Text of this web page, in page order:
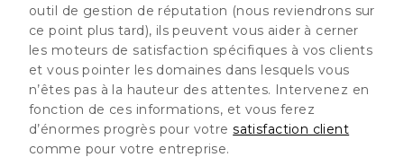
outil de gestion de réputation (nous reviendrons sur
ce point plus tard), ils peuvent vous aider à cerner
les moteurs de satisfaction spécifiques à vos clients
et vous pointer les domaines dans lesquels vous
n’êtes pas à la hauteur des attentes. Intervenez en
fonction de ces informations, et vous ferez
d’énormes progrès pour votresatisfaction client
comme pour votre entreprise.